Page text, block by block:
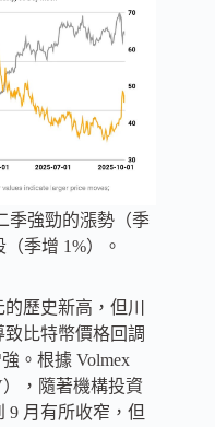
季強勁的漲勢（季
季增 1%）。
歷史新高，但川
比特幣價格回調
。根據 Volmex
，隨著機構投資
9 月有所收窄，但